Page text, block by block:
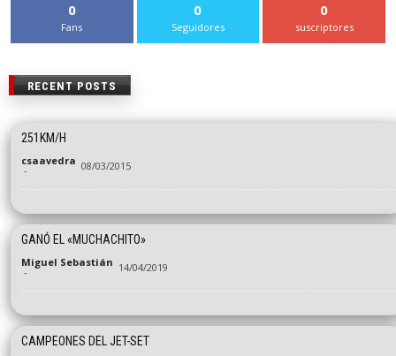
0
Fans
0
Seguidores
0
suscriptores
RECENT POSTS
251KM/H
csaavedra
- 08/03/2015
GANÓ EL «MUCHACHITO»
Miguel Sebastián
- 14/04/2019
CAMPEONES DEL JET-SET